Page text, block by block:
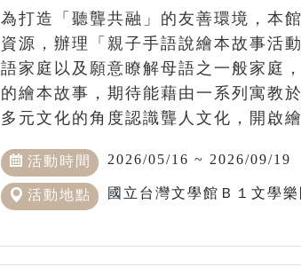
為打造「聽聾共融」的友善環境，本
資源，辦理「親子手語說繪本故事活
語家庭以及願意瞭解母語之一般家庭
的繪本故事，期待能藉由一系列寓教
多元文化的角度認識聾人文化，開啟
活動時間 2026/05/16 ~ 2026/09/19
活動地點 國立台灣文學館Ｂ１文學樂